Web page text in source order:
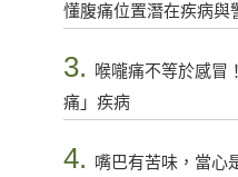
懂腹痛位置潛在疾病與
3.
喉嚨痛不等於感冒
痛」疾病
4. 嘴巴有苦味，當心